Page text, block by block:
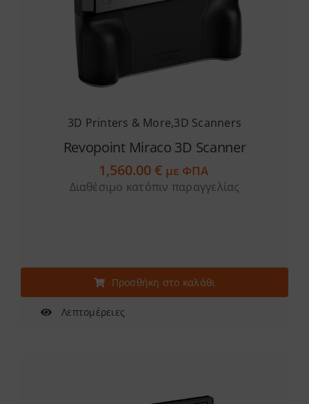
3D Printers & More,3D Scanners
Revopoint Miraco 3D Scanner
1,560.00€ με ΦΠΑ
Διαθέσιμο κατόπιν παραγγελίας
Προσθήκη στο καλάθι
Λεπτομέρειες